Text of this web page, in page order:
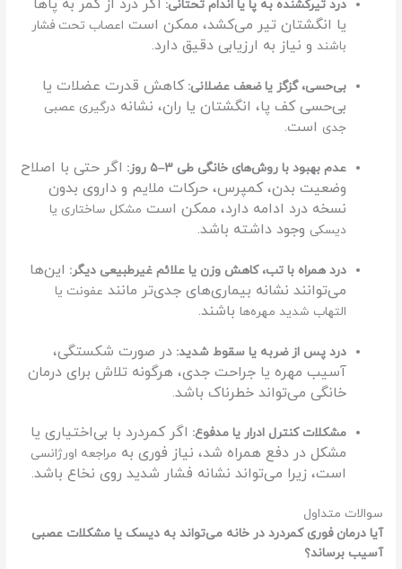
درد تیرکشنده به پا یا اندام تحتانی: اگر درد از کمر به پاها
یا انگشتان تیر می‌کشد، ممکن است اعصاب تحت فشار
باشند و نیاز به ارزیابی دقیق دارد.
بی‌حسی، گزگز یا ضعف عضلانی:کاهش قدرت عضلات یا
بی‌حسی کف پا، انگشتان یا ران، نشانهدرگیری عصبی
جدی است.
عدم بهبود با روش‌های خانگی طی ۳–۵ روز:
اگر حتی با اصلاح
وضعیت بدن، کمپرس، حرکات ملایم و داروی بدون
نسخه درد ادامه دارد، ممکن است مشکل ساختاری یا
دیسکی وجود داشته باشد.
درد همراه با تب، کاهش وزن یا علائم غیرطبیعی دیگر: این‌ها
می‌توانند نشانه بیماری‌های جدی‌تر مانند عفونت یا
التهاب شدید مهره‌ها باشند.
درد پس از ضربه یا سقوط شدید:در صورت شکستگی،
آسیب مهره یا جراحت جدی، هرگونه تلاش برای درمان
خانگی می‌تواند خطرناک باشد.
مشکلات کنترل ادرار یا مدفوع: اگر کمردرد با بی‌اختیاری یا
مشکل در دفع همراه شد، نیاز فوری به مراجعه اورژانسی
است، زیرا می‌تواند نشانه فشار شدید روی نخاع باشد.
سوالات متداول
آیا درمان فوری کمردرد در خانه می‌تواند به دیسک یا مشکلات عصبی
آسیب برساند؟